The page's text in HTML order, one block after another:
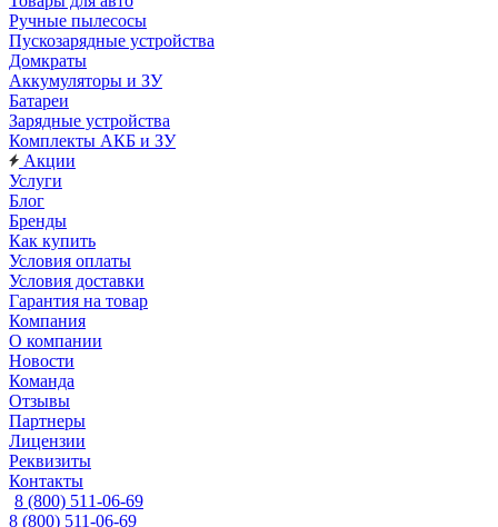
Ручные пылесосы
Пускозарядные устройства
Домкраты
Аккумуляторы и ЗУ
Батареи
Зарядные устройства
Комплекты АКБ и ЗУ
Акции
Услуги
Блог
Бренды
Как купить
Условия оплаты
Условия доставки
Гарантия на товар
Компания
О компании
Новости
Команда
Отзывы
Партнеры
Лицензии
Реквизиты
Контакты
8 (800) 511-06-69
8 (800) 511-06-69